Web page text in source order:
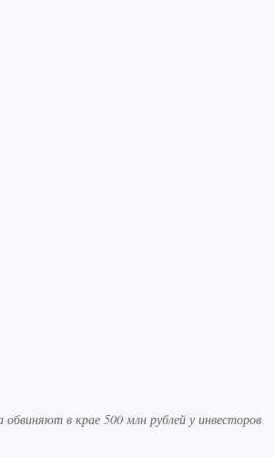
обвиняют в крае 500 млн рублей у инвесторов